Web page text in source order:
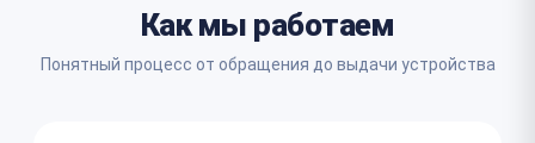
Как мы работаем
Понятный процесс от обращения до выдачи устройства